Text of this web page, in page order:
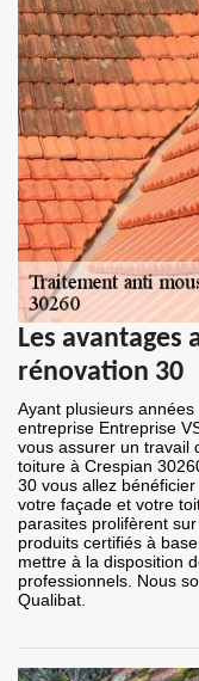
Les avantages
rénovation 30
Ayant plusieurs
entreprise Entreprise
vous assurer un travail
toiture à Crespian
30 vous allez
votre façade et votre
parasites prolifèrent
produits certifiés à
mettre à la disposition
professionnels. Nous
Qualibat.